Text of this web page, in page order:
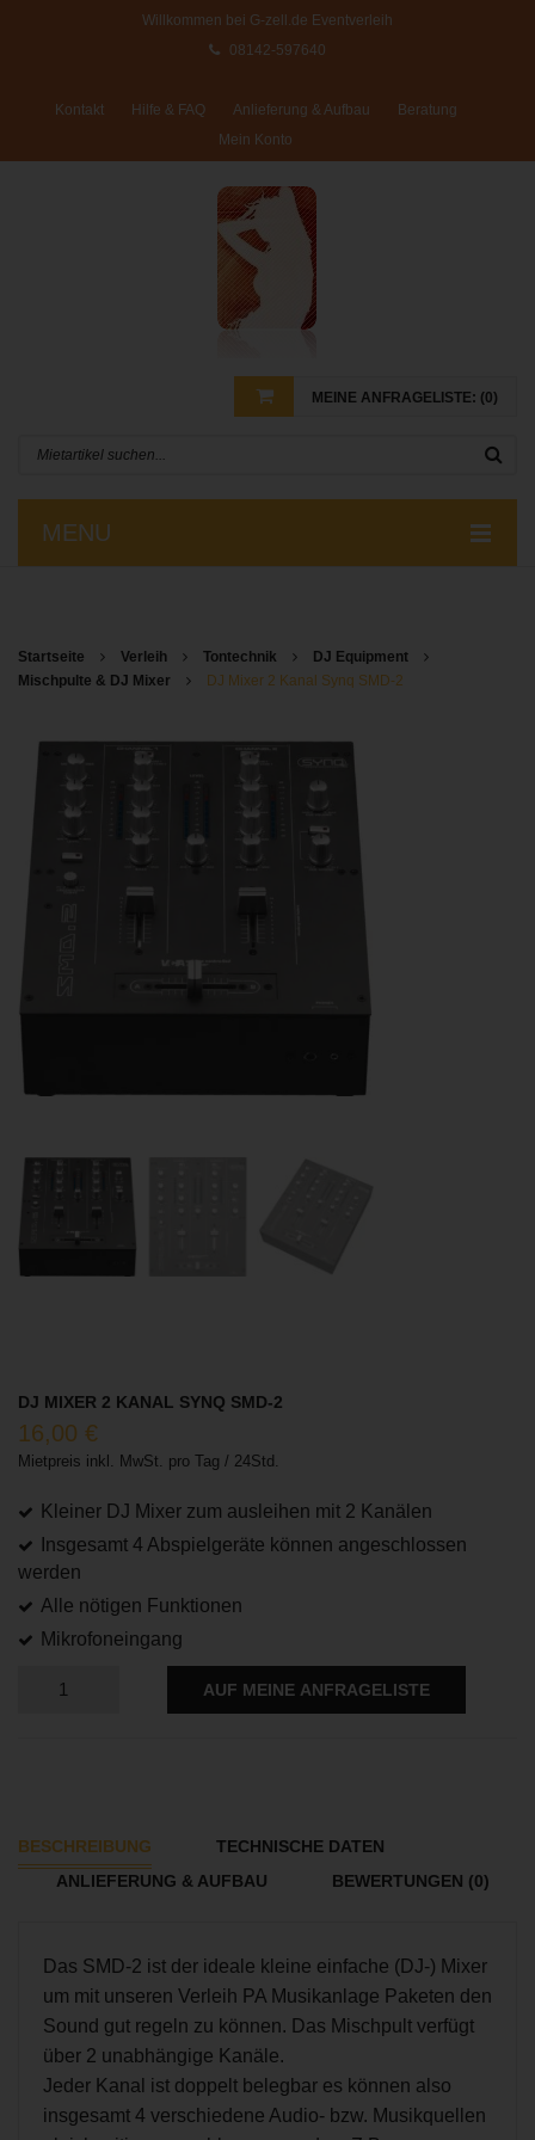
Willkommen bei G-zell.de Eventverleih
08142-597640
Kontakt Hilfe & FAQ Anlieferung & Aufbau
Beratung
Mein Konto
MEINE ANFRAGELISTE: (0)
Es befinden sich noch keine Mietartikel in Ihrer
0,00€
MENU
TONTECHNIK VERLEIH
DJ EQUIPMENT
BEAMER, LCD & PRÄSENTATIONSTECHNIK
STROMERZEUGER & POWERSTATIONS
ANLIEFERUNG & AUFBAU
KONTAKT / ANFAHRT
Startseite Verleih Tontechnik
DJ Equipment
Mischpulte & DJ Mixer
DJ Mixer 2 Kanal Synq SMD-2
DJ MIXER 2 KANAL SYNQ SMD-2
16,00 €
Mietpreis inkl. MwSt. pro Tag / 24Std.
Kleiner DJ Mixer zum ausleihen mit 2 Kanälen
Insgesamt 4 Abspielgeräte können angeschlossen
werden
Alle nötigen Funktionen
Mikrofoneingang
AUF MEINE ANFRAGELISTE
BESCHREIBUNG
TECHNISCHE DATEN
ANLIEFERUNG & AUFBAU
BEWERTUNGEN (0)
Das SMD-2 ist der ideale kleine einfache (DJ-) Mixer
um mit unseren Verleih PA Musikanlage Paketen den
Sound gut regeln zu können. Das Mischpult verfügt
über 2 unabhängige Kanäle.
Jeder Kanal ist doppelt belegbar es können also
insgesamt 4 verschiedene Audio- bzw. Musikquellen